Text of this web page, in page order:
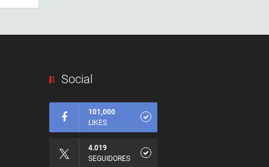
Social
101,000
LIKES
4.019
SEGUIDORES